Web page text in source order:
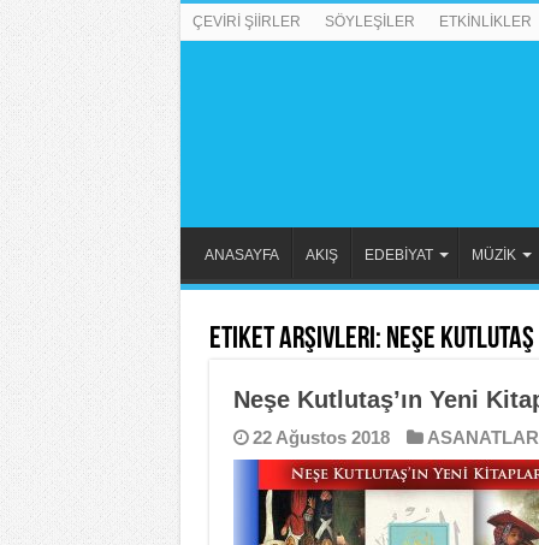
ÇEVİRİ ŞİİRLER SÖYLEŞİLER ETKİNLİKLER
ANASAYFA AKIŞ EDEBİYAT MÜZİK
Etiket Arşivleri: Neşe Kutlutaş
Neşe Kutlutaş’ın Yeni
22 Ağustos 2018 ASANATLAR